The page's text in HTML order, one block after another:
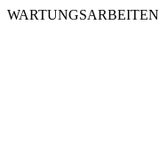
WARTUNGSARBEITEN